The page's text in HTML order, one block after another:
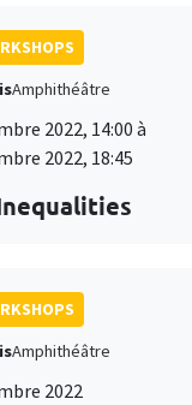
Amphithéâtre
2022, 14:00 à
2022, 18:45
Amphithéâtre
2022